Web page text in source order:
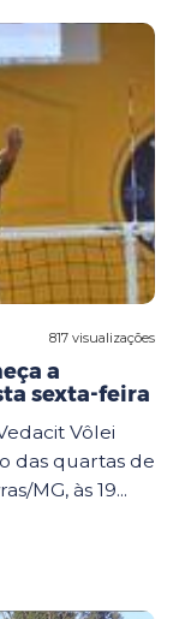
817 visualizações
a
sexta-feira
Vôlei
das quartas de
MG, às 19...